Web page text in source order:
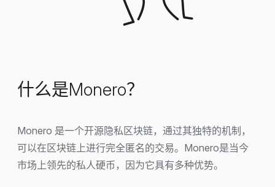
什么是Monero？
Monero 是一个开源隐私区块链，通过其独特的机制，
可以在区块链上进行完全匿名的交易。Monero是当今
市场上领先的私人硬币，因为它具有多种优势。